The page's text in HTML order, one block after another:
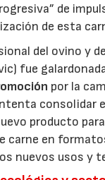
de
de esta
del ovino y
fue
por la
consolidar
producto
carne en
nuevos usos y